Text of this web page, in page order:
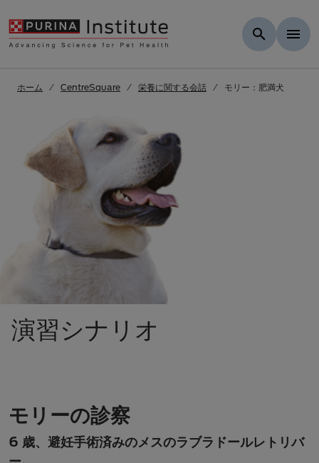
ホーム CentreSquare 栄養に関する会話 モリー：肥満犬
演習シナリオ
モリーの診察
6 歳、避妊手術済みのメスのラブラドールレトリバ